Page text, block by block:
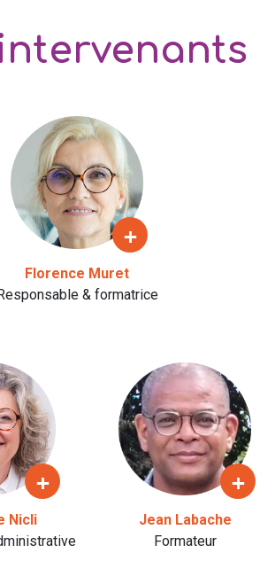
+Voir le
Florence Muret
& formatrice
+Voir le profil
Nicli
+
Jean Labache
Formateur